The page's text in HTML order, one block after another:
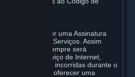
pode oferecer uma Assinatura
Conteúdos e Serviços. Assim
você sempre será
custo de serviço de Internet,
de conexão incorridas durante o
quando a Valve oferecer uma